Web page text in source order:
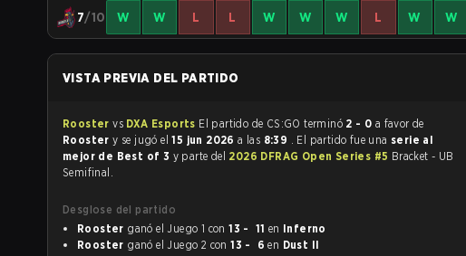
7/10 W W L L W W W L W W
VISTA PREVIA DEL PARTIDO
Roostervs DXA Esports El partido de CS:GO terminó 2 - 0 a favor de
Roostery se jugó el15 jun 2026a las 8:39 . El partido fue una serie al
mejor de Best of 3 y parte del 2026 DFRAG Open Series #5 Bracket - UB
Semifinal.
Desglose del partido
Rooster
ganó el Juego 1 con 13 - 11 en Inferno
Rooster
ganó el Juego 2 con 13 - 6 en Dust II